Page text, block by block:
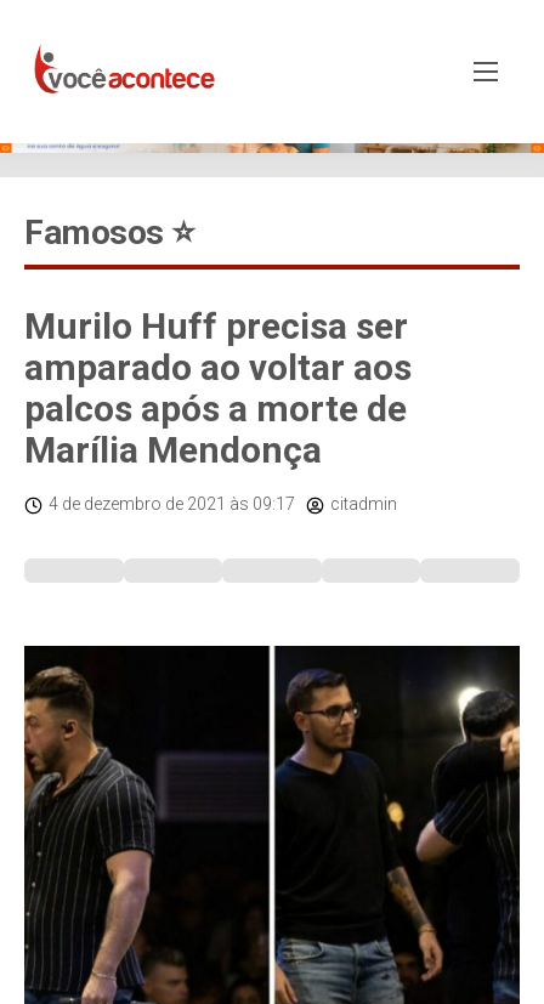
Famosos ⭐️
Murilo Huff precisa ser
amparado ao voltar aos
palcos após a morte de
Marília Mendonça
4 de dezembro de 2021 às 09:17 citadmin